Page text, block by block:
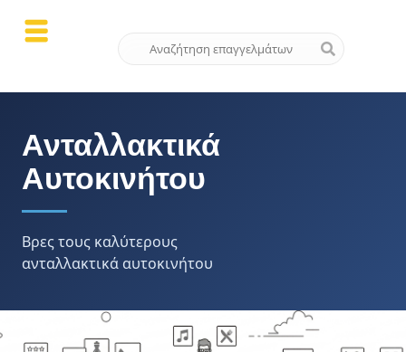
Ανταλλακτικά
Αυτοκινήτου
Βρες τους καλύτερους
ανταλλακτικά αυτοκινήτου